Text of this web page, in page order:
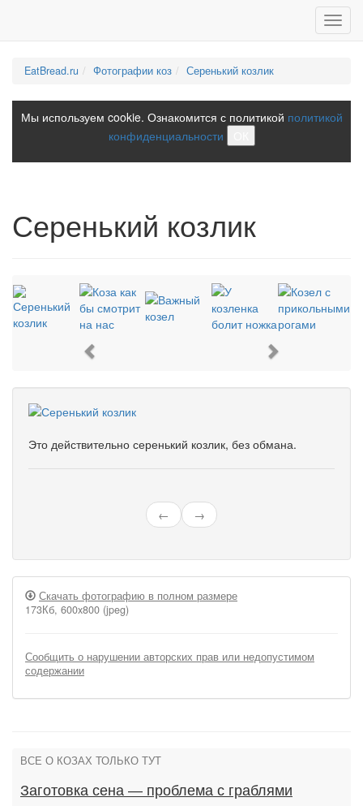
EatBread.ru Фотографии коз Серенький козлик
Мы используем cookie. Ознакомится с политикой политикой
конфиденциальности
Серенький козлик
Это действительно серенький козлик, без обмана.
← →
Скачать фотографию в полном размере
173Кб, 600x800 (jpeg)
Сообщить о нарушении авторских прав или недопустимом
содержании
ВСЕ О КОЗАХ ТОЛЬКО ТУТ
Заготовка сена — проблема с граблями